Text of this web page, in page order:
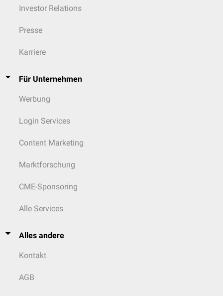
Investor Relations
Presse
Karriere
Für Unternehmen
Werbung
Login Services
Content Marketing
Marktforschung
CME-Sponsoring
Alle Services
Alles andere
Kontakt
AGB